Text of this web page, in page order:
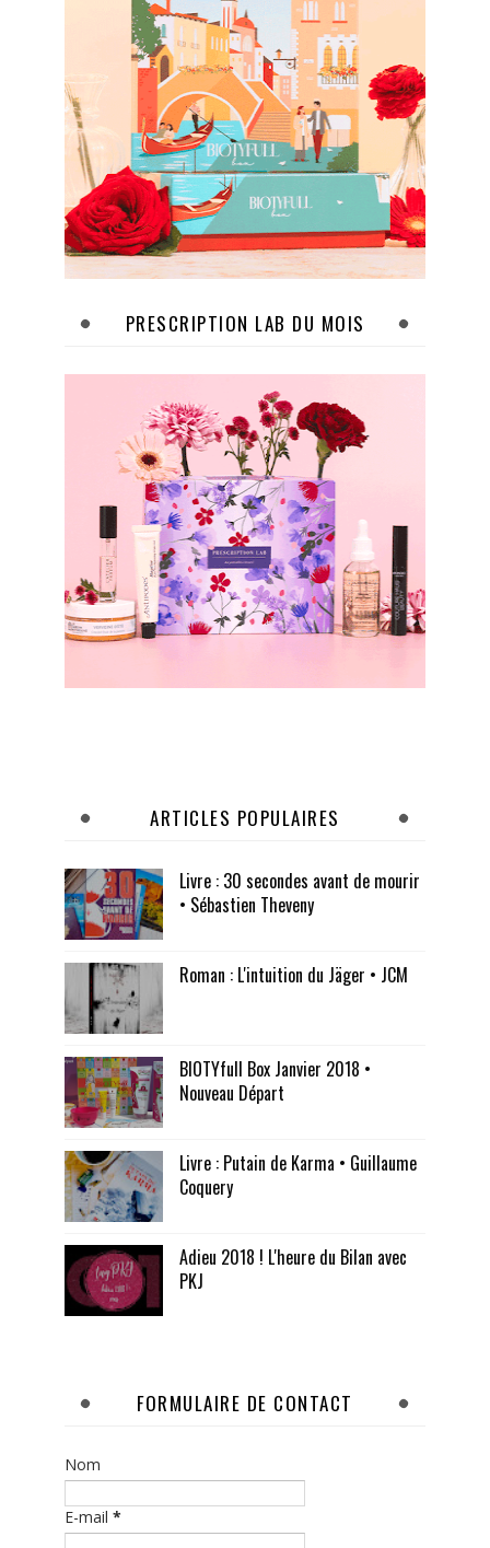
PRESCRIPTION LAB DU MOIS
ARTICLES POPULAIRES
Livre : 30 secondes avant de mourir
• Sébastien Theveny
Roman : L'intuition du Jäger • JCM
BIOTYfull Box Janvier 2018 •
Nouveau Départ
Livre : Putain de Karma • Guillaume
Coquery
Adieu 2018 ! L'heure du Bilan avec
PKJ
FORMULAIRE DE CONTACT
Nom
E-mail *